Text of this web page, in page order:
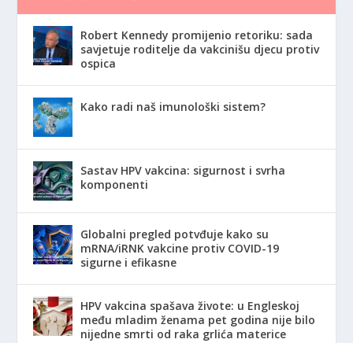
Robert Kennedy promijenio retoriku: sada
savjetuje roditelje da vakcinišu djecu protiv
ospica
Kako radi naš imunološki sistem?
Sastav HPV vakcina: sigurnost i svrha
komponenti
Globalni pregled potvđuje kako su
mRNA/iRNK vakcine protiv COVID-19
sigurne i efikasne
HPV vakcina spašava živote: u Engleskoj
među mladim ženama pet godina nije bilo
nijedne smrti od raka grlića materice